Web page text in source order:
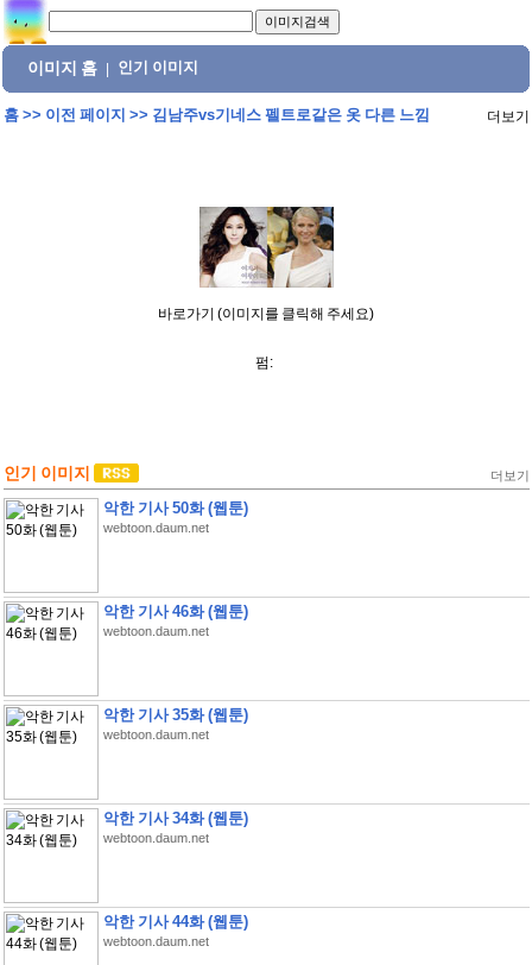
이미지 홈 인기 이미지
홈>> 이전 페이지 >> 김남주vs기네스 펠트로같은 옷 다른 느낌 더보기
바로가기 (이미지를 클릭해 주세요)
펌:
인기 이미지 더보기
악한 기사 50화 (웹툰)
webtoon.daum.net
악한 기사 46화 (웹툰)
webtoon.daum.net
악한 기사 35화 (웹툰)
webtoon.daum.net
악한 기사 34화 (웹툰)
webtoon.daum.net
악한 기사 44화 (웹툰)
webtoon.daum.net